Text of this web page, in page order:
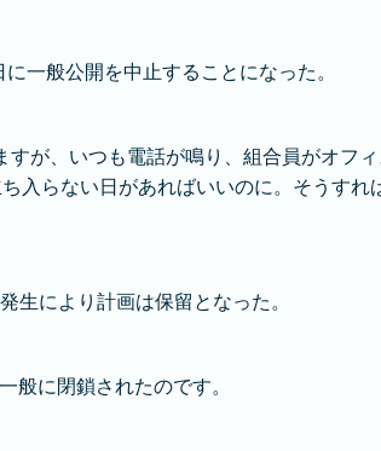
一般公開を中止することになった。
が、いつも電話が鳴り、組合員がオフ
入らない日があればいいのに。そうす
生により計画は保留となった。
般に閉鎖されたのです。